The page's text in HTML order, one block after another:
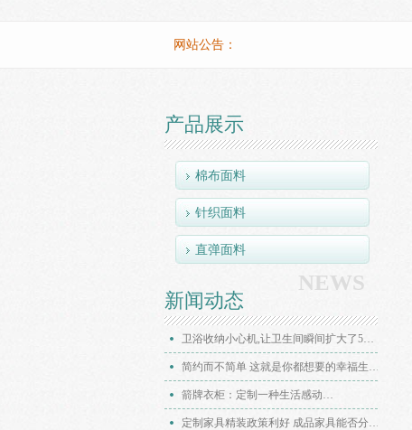
网站公告：
产品展示
棉布面料
针织面料
直弹面料
新闻动态
NEWS
卫浴收纳小心机,让卫生间瞬间扩大了5㎡…
简约而不简单 这就是你都想要的幸福生活…
箭牌衣柜：定制一种生活感动…
定制家具精装政策利好 成品家具能否分到蛋糕…